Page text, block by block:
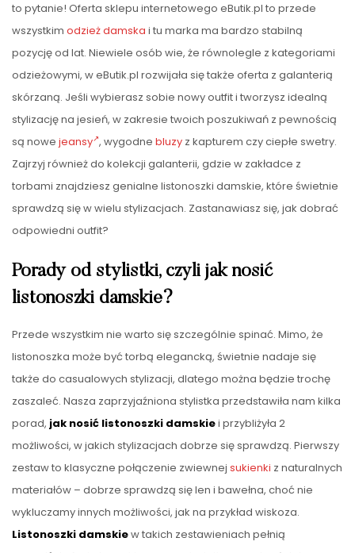
to pytanie! Oferta sklepu internetowego eButik.pl to przede
wszystkim odzież damska i tu marka ma bardzo stabilną
pozycję od lat. Niewiele osób wie, że równolegle z kategoriami
odzieżowymi, w eButik.pl rozwijała się także oferta z galanterią
skórzaną. Jeśli wybierasz sobie nowy outfit i tworzysz idealną
stylizację na jesień, w zakresie twoich poszukiwań z pewnością
są nowe jeansy , wygodne bluzy z kapturem czy ciepłe swetry.
Zajrzyj również do kolekcji galanterii, gdzie w zakładce z
torbami znajdziesz genialne listonoszki damskie, które świetnie
sprawdzą się w wielu stylizacjach. Zastanawiasz się, jak dobrać
odpowiedni outfit?
Porady od stylistki, czyli jak nosić
listonoszki damskie?
Przede wszystkim nie warto się szczególnie spinać. Mimo, że
listonoszka może być torbą elegancką, świetnie nadaje się
także do casualowych stylizacji, dlatego można będzie trochę
zaszaleć. Nasza zaprzyjaźniona stylistka przedstawiła nam kilka
porad, jak nosić listonoszki damskiei przybliżyła 2
możliwości, w jakich stylizacjach dobrze się sprawdzą. Pierwszy
zestaw to klasyczne połączenie zwiewnej sukienki z naturalnych
materiałów – dobrze sprawdzą się len i bawełna, choć nie
wykluczamy innych możliwości, jak na przykład wiskoza.
Listonoszki damskiew takich zestawieniach pełnią